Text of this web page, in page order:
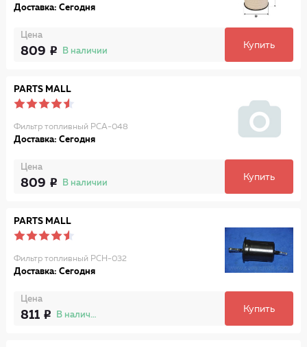
Доставка: Сегодня
Цена
809 В наличии
Купить
PARTS MALL
Фильтр топливный PCA-048
Доставка: Сегодня
Цена
809 В наличии
Купить
PARTS MALL
Фильтр топливный PCH-032
Доставка: Сегодня
Цена
811 В наличии
Купить